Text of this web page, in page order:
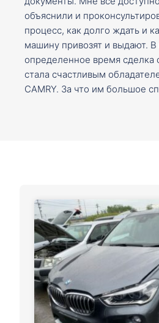
объяснили и
процесс, как долго ждать и
машину привозят и выдают. В
определенное время сделка
стала счастливым
CAMRY. За что им большое